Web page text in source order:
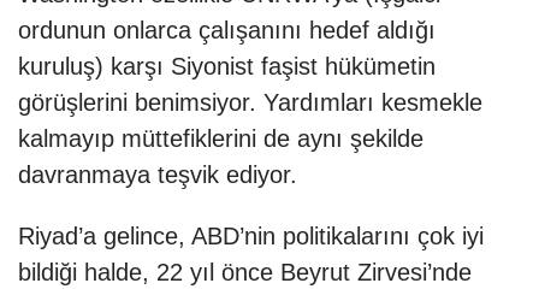
ordunun onlarca çalışanını hedef aldığı
kuruluş) karşı Siyonist faşist hükümetin
görüşlerini benimsiyor. Yardımları kesmekle
kalmayıp müttefiklerini de aynı şekilde
davranmaya teşvik ediyor.
Riyad’a gelince, ABD’nin politikalarını çok iyi
bildiği halde, 22 yıl önce Beyrut Zirvesi’nde